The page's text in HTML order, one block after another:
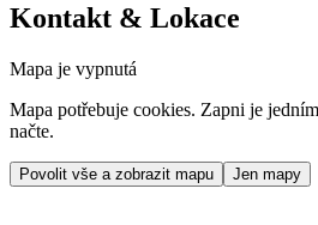
Kontakt & Lokace
Mapa je vypnutá
Mapa potřebuje cookies. Zapni je
načte.
Povolit vše a zobrazit mapu Jen mapy